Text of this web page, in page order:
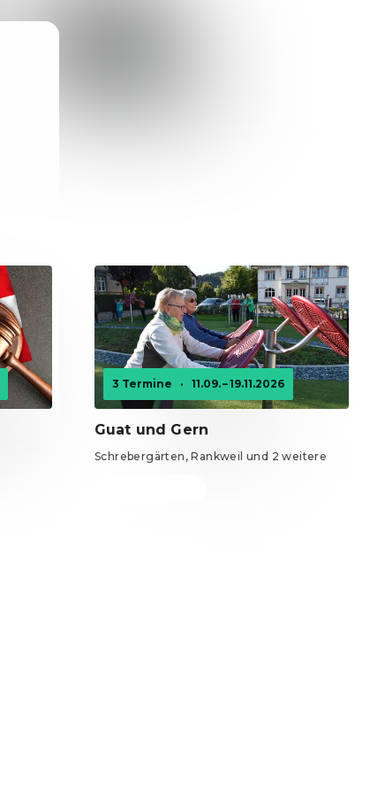
3 Termine · 11.09. – 19.11.2026
Guat und Gern
Schrebergärten, Rankweil und 2 weitere